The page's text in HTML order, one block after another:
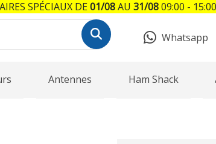
Whatsapp
Antennes Ham Shack
SPÉCIAUX DE01/08AU 31/0809:00 - 15:00